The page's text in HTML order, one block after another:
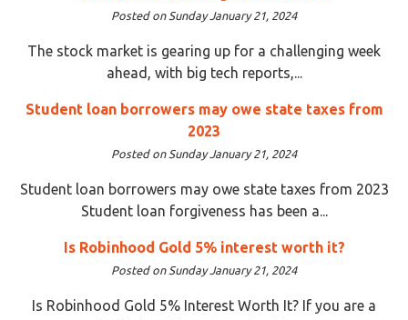
Posted on Sunday January 21, 2024
The stock market is gearing up for a challenging week
ahead, with big tech reports,...
Student loan borrowers may owe state taxes from
2023
Posted on Sunday January 21, 2024
Student loan borrowers may owe state taxes from 2023
Student loan forgiveness has been a...
Is Robinhood Gold 5% interest worth it?
Posted on Sunday January 21, 2024
Is Robinhood Gold 5% Interest Worth It? If you are a